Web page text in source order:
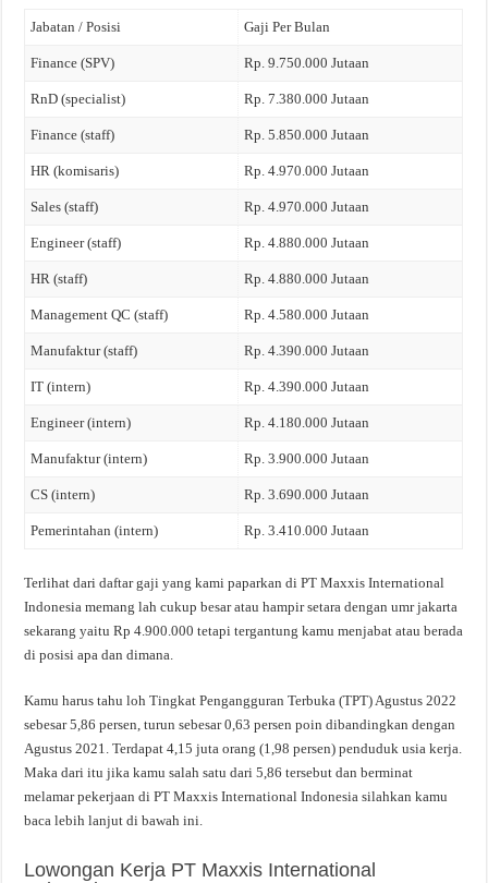
Jabatan / Posisi Gaji Per Bulan
Finance (SPV) Rp. 9.750.000 Jutaan
RnD (specialist) Rp. 7.380.000 Jutaan
Finance (staff) Rp. 5.850.000 Jutaan
HR (komisaris) Rp. 4.970.000 Jutaan
Sales (staff) Rp. 4.970.000 Jutaan
Engineer (staff) Rp. 4.880.000 Jutaan
HR (staff) Rp. 4.880.000 Jutaan
Management QC (staff) Rp. 4.580.000 Jutaan
Manufaktur (staff) Rp. 4.390.000 Jutaan
IT (intern) Rp. 4.390.000 Jutaan
Engineer (intern) Rp. 4.180.000 Jutaan
Manufaktur (intern) Rp. 3.900.000 Jutaan
CS (intern) Rp. 3.690.000 Jutaan
Pemerintahan (intern) Rp. 3.410.000 Jutaan
Terlihat dari daftar gaji yang kami paparkan di PT Maxxis International
Indonesia memang lah cukup besar atau hampir setara dengan umr jakarta
sekarang yaitu Rp 4.900.000 tetapi tergantung kamu menjabat atau berada
di posisi apa dan dimana.
Kamu harus tahu loh Tingkat Pengangguran Terbuka (TPT) Agustus 2022
sebesar 5,86 persen, turun sebesar 0,63 persen poin dibandingkan dengan
Agustus 2021. Terdapat 4,15 juta orang (1,98 persen) penduduk usia kerja.
Maka dari itu jika kamu salah satu dari 5,86 tersebut dan berminat
melamar pekerjaan di PT Maxxis International Indonesia silahkan kamu
baca lebih lanjut di bawah ini.
Lowongan Kerja PT Maxxis International